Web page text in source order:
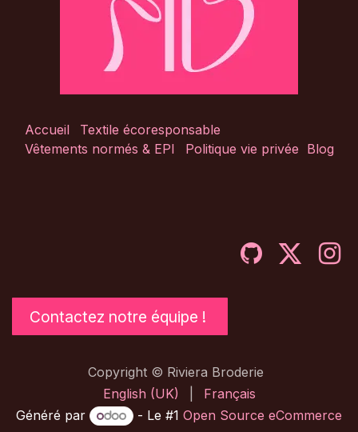
Accueil
Textile écoresponsable
Vêtements normés & EPI
Politique vie privée Blog
Contactez notre équipe !
Copyright © Riviera Broderie
English (UK)
Français
Généré par
- Le #1 Open Source eCommerce